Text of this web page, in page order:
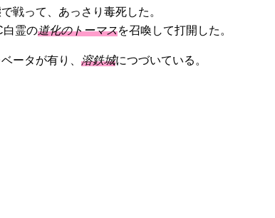
戦って、あっさり毒死した。
白霊の道化のトーマスを召喚して打開した。
ータが有り、 溶鉄城につづいている。